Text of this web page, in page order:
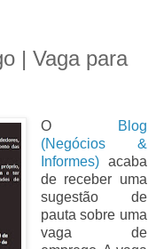
| Vaga para
O
Blog
(Negócios &
Informes)acaba
de receber uma
sugestão de
pauta sobre uma
vaga de